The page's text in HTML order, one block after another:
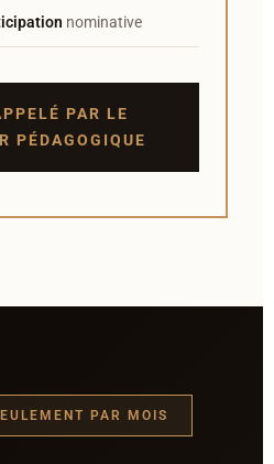
nominative
PAR LE
PÉDAGOGIQUE
PAR MOIS